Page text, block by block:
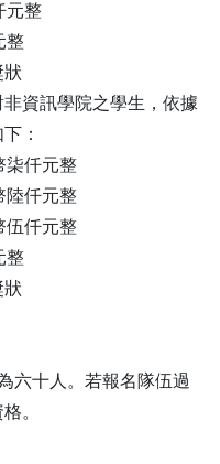
元整
整
狀
資訊學院之學生，依據
：
柒仟元整
陸仟元整
伍仟元整
整
狀
六十人。若報名隊伍過
。